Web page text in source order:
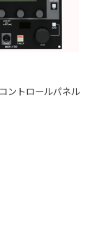
3：6.2%
ボ付
ントロールパネル